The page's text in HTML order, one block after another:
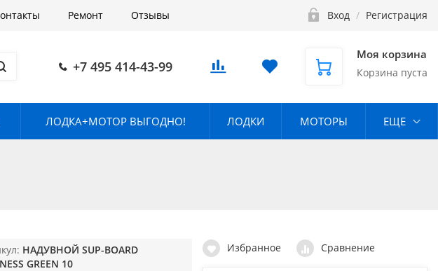
Ремонт Отзывы Вход / Регистрация
+7 495 414-43-99
Моя корзина
Корзина пуста
ЛОДКА+МОТОР ВЫГОДНО! ЛОДКИ МОТОРЫ ЕЩЕ
НАДУВНОЙ SUP-BOARD
GREEN 10
Избранное Сравнение